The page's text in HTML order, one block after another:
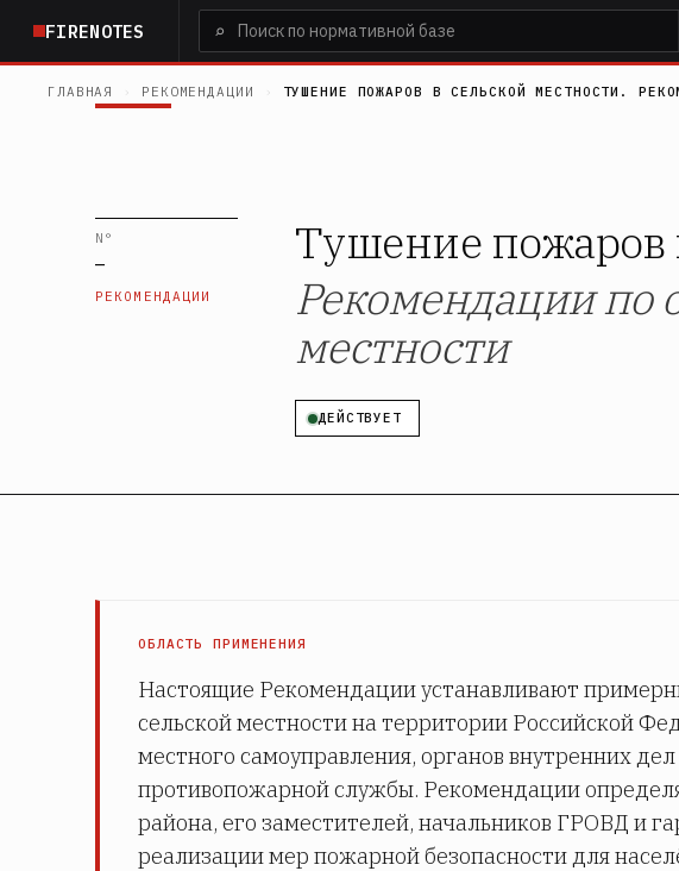
основному
содержанию
FIRENOTES ⌕
ГЛАВНАЯ РЕКОМЕНДАЦИИ ТУШЕНИЕ ПОЖАРОВ В СЕЛЬСКОЙ МЕСТНОСТИ.
N°
—
РЕКОМЕНДАЦИИ
Тушение пожаров
Рекомендации по
местности
ДЕЙСТВУЕТ
ОБЛАСТЬ ПРИМЕНЕНИЯ
Настоящие Рекомендации устанавливают
сельской местности на территории Российской
местного самоуправления, органов внутренних
противопожарной службы. Рекомендации
района, его заместителей, начальников ГРОВД и
реализации мер пожарной безопасности для